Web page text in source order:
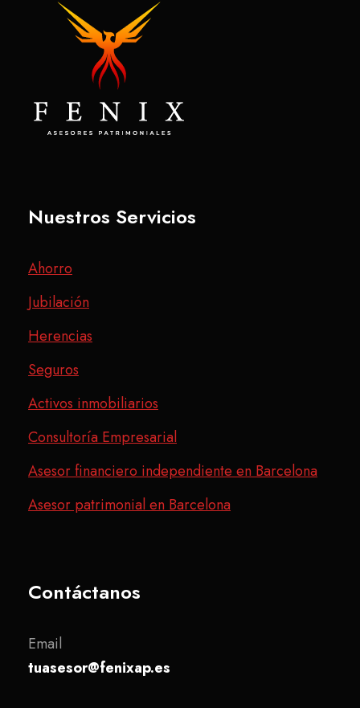
Nuestros Servicios
Ahorro
Jubilación
Herencias
Seguros
Activos inmobiliarios
Consultoría Empresarial
Asesor financiero independiente en Barcelona
Asesor patrimonial en Barcelona
Contáctanos
Email
tuasesor@fenixap.es